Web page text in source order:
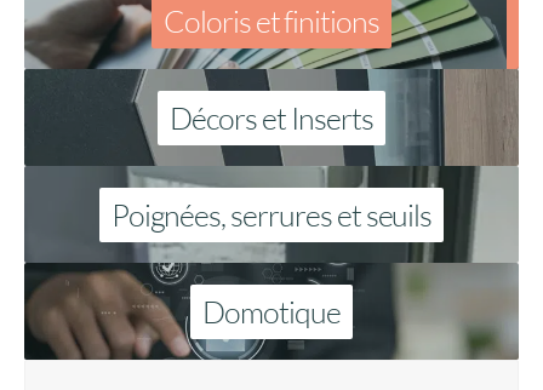
Coloris et finitions
Décors et Inserts
Poignées, serrures et seuils
Domotique